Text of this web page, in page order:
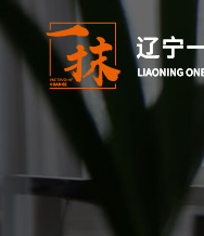
Skip
to
content